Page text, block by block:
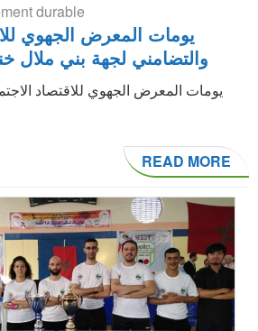
durable
يومات المعرض الجهوي
والتضامني لجهة بني ملال
يومات المعرض الجهوي للاقتصاد
READ MORE